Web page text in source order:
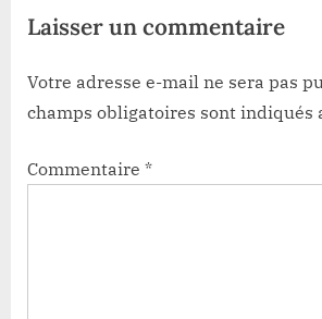
:
Laisser un commentaire
Votre adresse e-mail ne sera pas
champs obligatoires sont indiqués
Commentaire *